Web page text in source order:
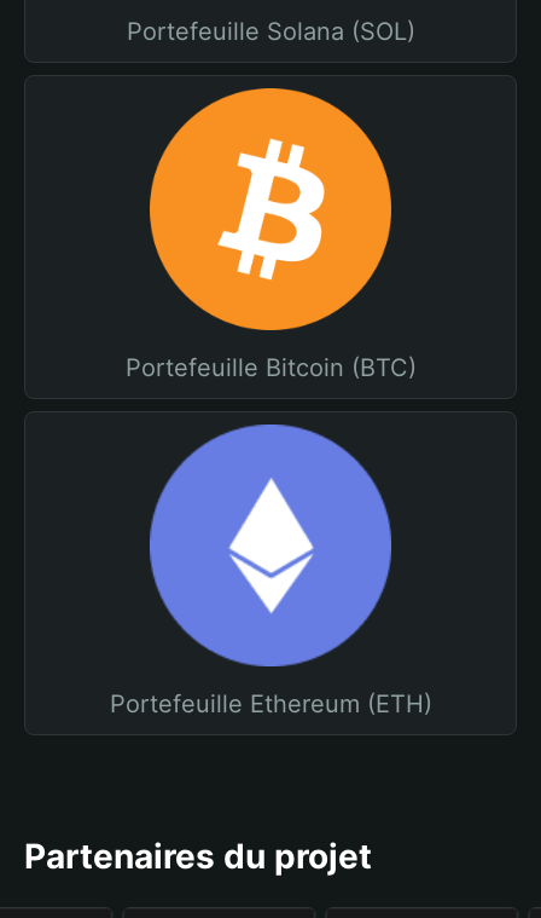
Portefeuille Solana (SOL)
Portefeuille Bitcoin (BTC)
Portefeuille Ethereum (ETH)
Partenaires du projet